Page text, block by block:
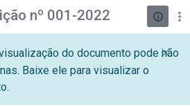
nº 001-2022
do documento pode não
Baixe ele para visualizar o